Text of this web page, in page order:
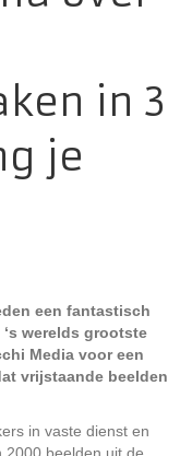
in 3
je
een fantastisch
werelds grootste
Media voor een
vrijstaande beelden
in vaste dienst en